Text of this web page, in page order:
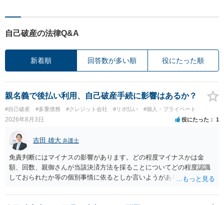
自己破産の法律Q&A
新着順 回答数が多い順 役にたった順
親名義で後払い利用、自己破産手続に影響はあるか？
#自己破産 #多重債務 #クレジット会社 #リボ払い #個人・プライベート
2026年8月3日 役にたった 1
吉田 雄大 弁護士
免責判断にはマイナスの影響があります。どの程度マイナスかは金
額、回数、親御さんが当該決済方法を採ることについてどの程度認識
しておられたか等の個別事情に依るとしか言いようがありません。 と
なって相談し、善後策を考えることをお勧めします。